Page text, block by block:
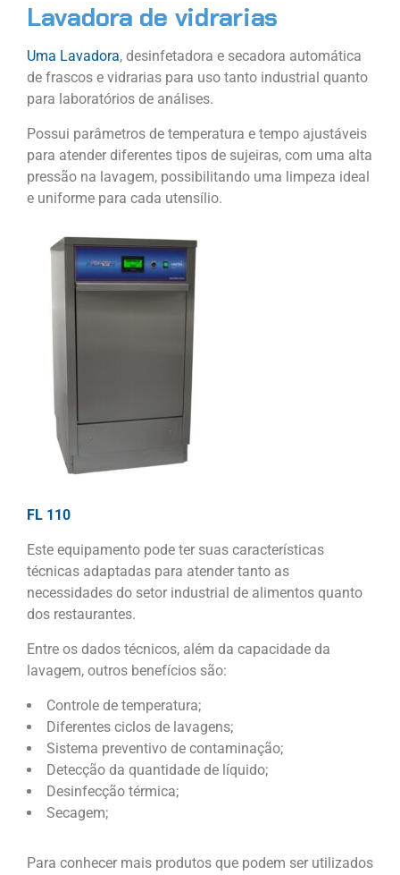
Lavadora de vidrarias
Uma Lavadora, desinfetadora e secadora automática
de frascos e vidrarias para uso tanto industrial quanto
para laboratórios de análises.
Possui parâmetros de temperatura e tempo ajustáveis
para atender diferentes tipos de sujeiras, com uma alta
pressão na lavagem, possibilitando uma limpeza ideal
e uniforme para cada utensílio.
FL 110
Este equipamento pode ter suas características
técnicas adaptadas para atender tanto as
necessidades do setor industrial de alimentos quanto
dos restaurantes.
Entre os dados técnicos, além da capacidade da
lavagem, outros benefícios são:
Controle de temperatura;
Diferentes ciclos de lavagens;
Sistema preventivo de contaminação;
Detecção da quantidade de líquido;
Desinfecção térmica;
Secagem;
Para conhecer mais produtos que podem ser utilizados